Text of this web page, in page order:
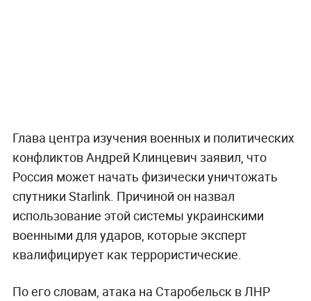
Глава центра изучения военных и политических
конфликтов Андрей Клинцевич заявил, что
Россия может начать физически уничтожать
спутники Starlink. Причиной он назвал
использование этой системы украинскими
военными для ударов, которые эксперт
квалифицирует как террористические.
По его словам, атака на Старобельск в ЛНР